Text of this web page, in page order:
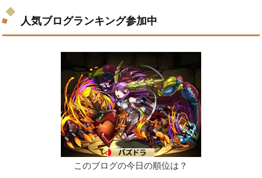
人気ブログランキング参加中
このブログの今日の順位は？